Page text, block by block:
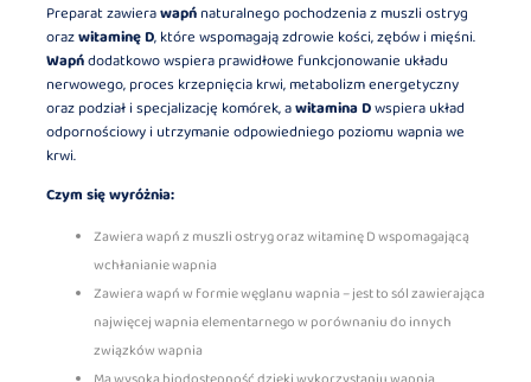
Preparat zawierawapńnaturalnego pochodzenia z muszli ostryg
orazwitaminę D, które wspomagają zdrowie kości, zębów i mięśni.
Wapńdodatkowo wspiera prawidłowe funkcjonowanie układu
nerwowego, proces krzepnięcia krwi, metabolizm energetyczny
oraz podział i specjalizację komórek, awitamina Dwspiera układ
odpornościowy i utrzymanie odpowiedniego poziomu wapnia we
krwi.
Czym się wyróżnia:
Zawiera wapń z muszli ostryg oraz witaminę D wspomagającą
wchłanianie wapnia
Zawiera wapń w formie węglanu wapnia – jest to sól zawierająca
najwięcej wapnia elementarnego w porównaniu do innych
związków wapnia